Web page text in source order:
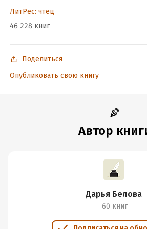
ЛитРес: чтец
46 228 книг
Поделиться
Опубликовать свою книгу
Автор
Дарья Белова
60 книг